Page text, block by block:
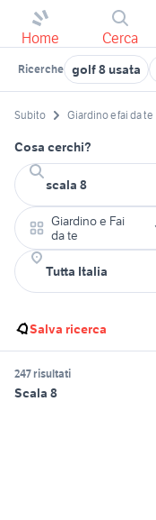
Home Cerca
Ricerche golf 8 usata
Subito Giardino e fai da te
Cosa cerchi?
Giardino e Fai
da te
Salva ricerca
247 risultati
Scala 8